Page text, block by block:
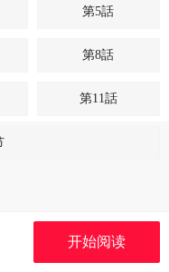
第5話
第8話
第11話
开始阅读